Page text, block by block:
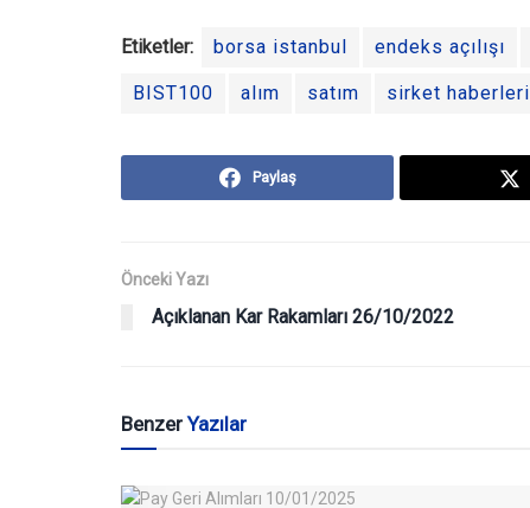
Etiketler: borsa istanbul endeks açılışı
BIST100 alım satım sirket haberleri
Paylaş
Önceki Yazı
Açıklanan Kar Rakamları 26/10/2022
BenzerYazılar